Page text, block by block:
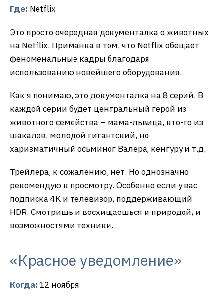
Где: Netflix
Это просто очередная документалка о животных
на Netflix. Приманка в том, что Netflix обещает
феноменальные кадры благодаря
использованию новейшего оборудования.
Как я понимаю, это документалка на 8 серий. В
каждой серии будет центральный герой из
животного семейства – мама-львица, кто-то из
шакалов, молодой гигантский, но
харизматичный осьминог Валера, кенгуру и т.д.
Трейлера, к сожалению, нет. Но однозначно
рекомендую к просмотру. Особенно если у вас
подписка 4К и телевизор, поддерживающий
HDR. Смотришь и восхищаешься и природой, и
возможностями техники.
«Красное уведомление»
Когда: 12 ноября